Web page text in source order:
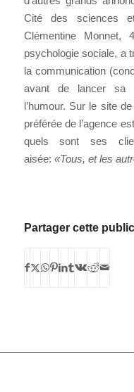
Cité des sciences
Clémentine Monnet,
psychologie sociale, a
la communication
avant de lancer sa
l’humour. Sur le site
préférée de l’agence est
quels sont ses
aisée: «Tous, et les
Partager cette